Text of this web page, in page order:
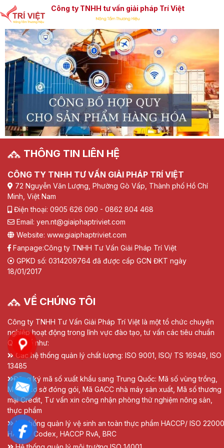
Công ty TNHH tư vấn giải pháp Trí Việt
THÔNG TIN LIÊN HỆ
CÔNG TY TNHH TƯ VẤN GIẢI PHÁP TRÍ VIỆT
72 Nguyễn Văn Lượng, Phường Gò Vấp, Thành phố Hồ Chí
Minh, Việt Nam
Điện thoại: 0905 626 090 - 0862 804 468
Email: yen.nt@giaiphaptriviet.com
Website: www.giaiphaptriviet.com
Fanpage:Công ty TNHH Tư Vấn Giải Pháp Trí Việt
GPKD số: 0314209764 đã được cấp GCN ĐKT ngày
18/01/2017
VỀ CHÚNG TÔI
Công ty TNHH Tư Vấn Giải Pháp Trí Việt là một tổ chức chuyên
nghiệp hoạt động trong lĩnh vực đào tạo, tư vấn các tiêu chuẩn
Quốc tế như:
Các hệ thống quản lý chất lượng: ISO 9001, ISO/ TS 16949, ISO
13485
Đăng ký mã số xuất khẩu sang Trung Quốc: Mã số vùng trồng,
Mã số cơ sở đóng gói, Mã GACC nhà máy sản xuất, Mã số thương
mại Credit, Tư vấn xin công nhận phòng thử nghiệm nông sản,
thực phẩm
Hệ thống quản lý vệ sinh an toàn thực phẩm HACCP/ ISO
HACCP Codex, HACCP RvA, BRC